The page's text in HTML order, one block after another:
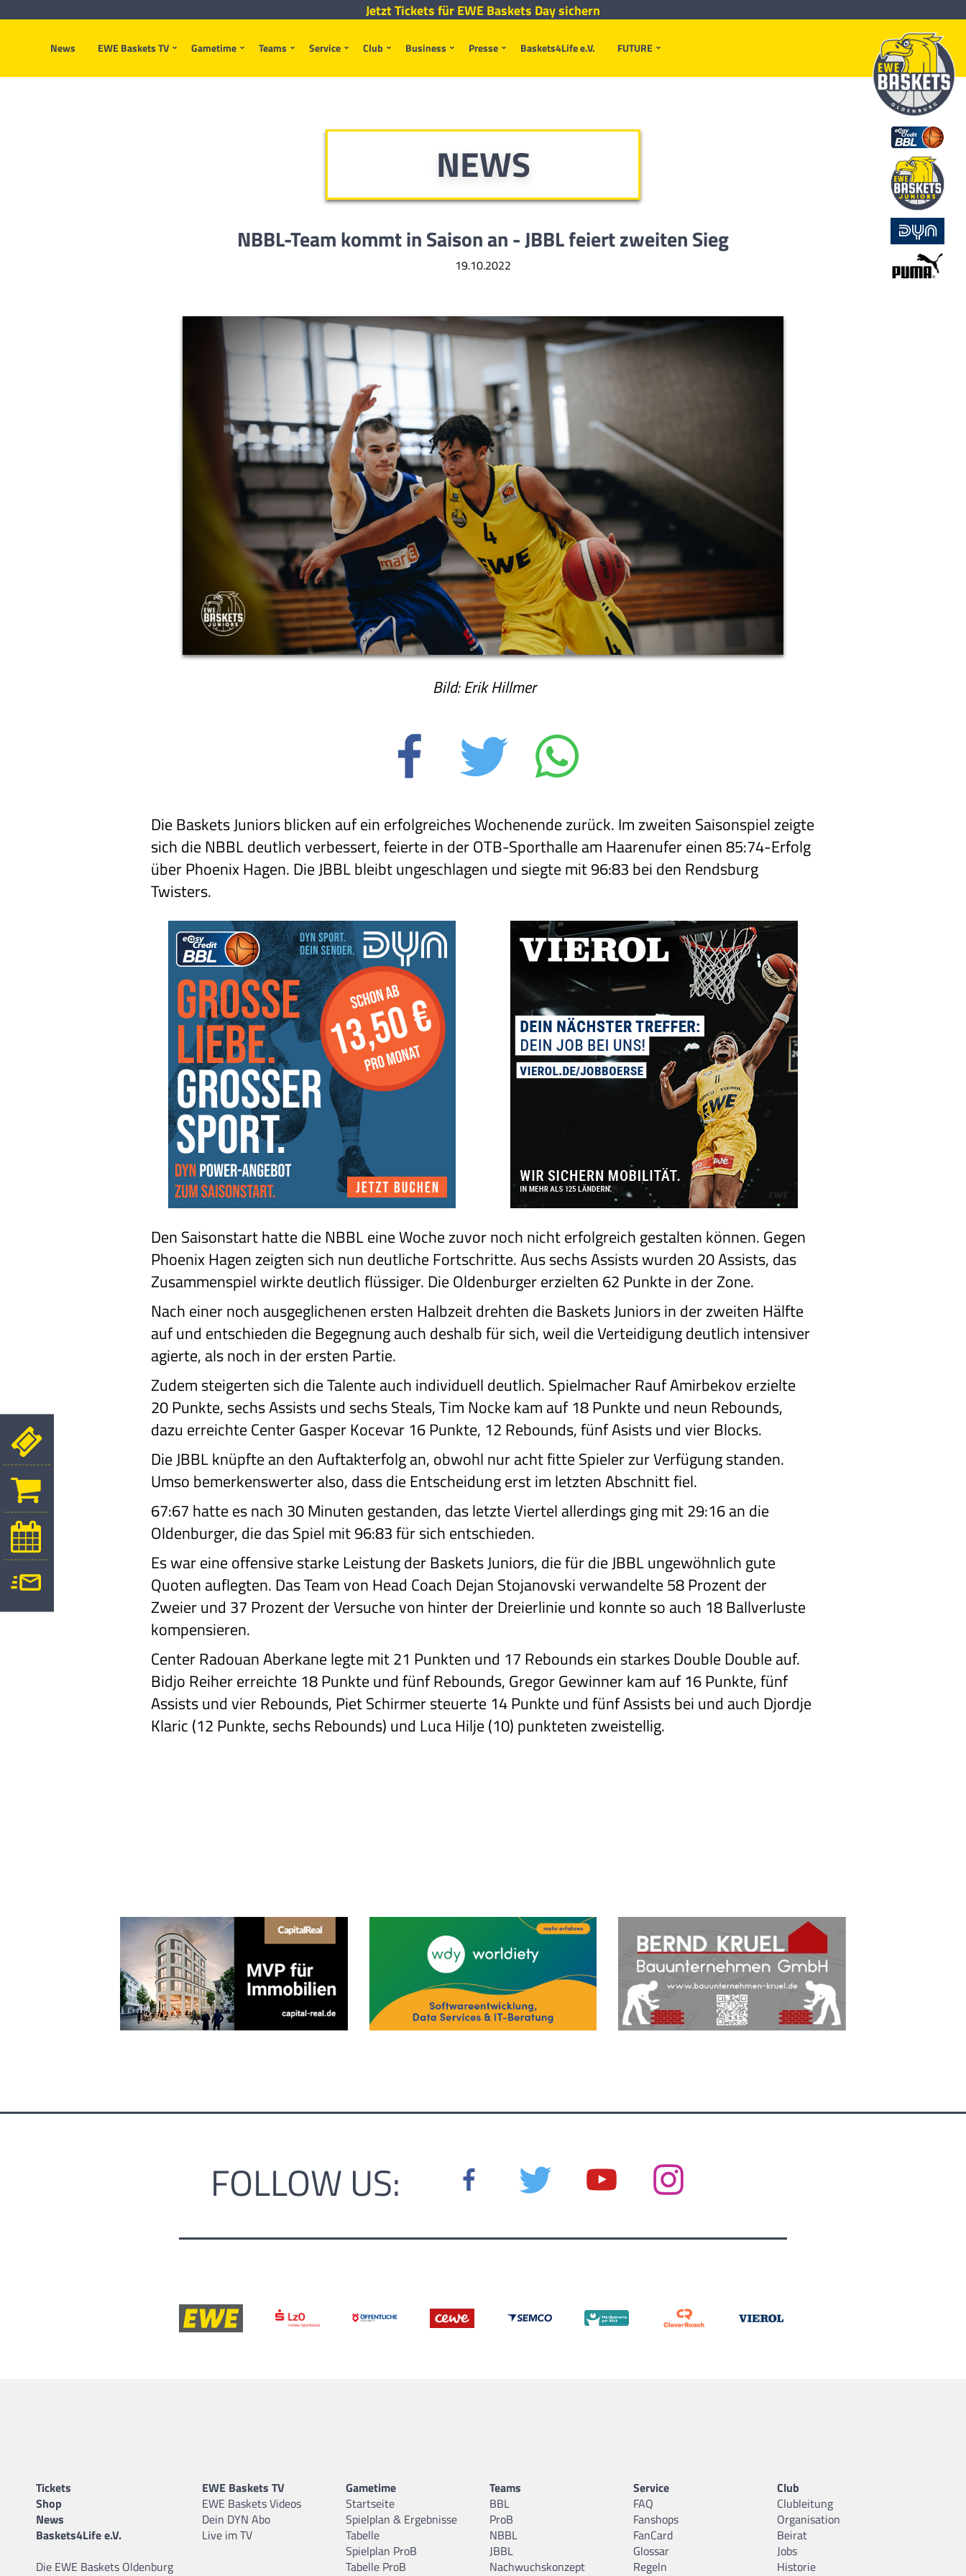
News EWE Baskets TV Gametime Teams Service Club Business Presse Baskets4Life e.V. FUTURE
Jetzt Tickets für EWE Baskets Day sichern
NEWS
NBBL-Team kommt in Saison an - JBBL feiert zweiten Sieg
19.10.2022
Bild: Erik Hillmer
Die Baskets Juniors blicken auf ein erfolgreiches Wochenende zurück. Im zweiten Saisonspiel zeigte
sich die NBBL deutlich verbessert, feierte in der OTB-Sporthalle am Haarenufer einen 85:74-Erfolg
über Phoenix Hagen. Die JBBL bleibt ungeschlagen und siegte mit 96:83 bei den Rendsburg
Twisters.
Den Saisonstart hatte die NBBL eine Woche zuvor noch nicht erfolgreich gestalten können. Gegen
Phoenix Hagen zeigten sich nun deutliche Fortschritte. Aus sechs Assists wurden 20 Assists, das
Zusammenspiel wirkte deutlich flüssiger. Die Oldenburger erzielten 62 Punkte in der Zone.
Nach einer noch ausgeglichenen ersten Halbzeit drehten die Baskets Juniors in der zweiten Hälfte
auf und entschieden die Begegnung auch deshalb für sich, weil die Verteidigung deutlich intensiver
agierte, als noch in der ersten Partie.
Zudem steigerten sich die Talente auch individuell deutlich. Spielmacher Rauf Amirbekov erzielte
20 Punkte, sechs Assists und sechs Steals, Tim Nocke kam auf 18 Punkte und neun Rebounds,
dazu erreichte Center Gasper Kocevar 16 Punkte, 12 Rebounds, fünf Asists und vier Blocks.
Die JBBL knüpfte an den Auftakterfolg an, obwohl nur acht fitte Spieler zur Verfügung standen.
Umso bemerkenswerter also, dass die Entscheidung erst im letzten Abschnitt fiel.
67:67 hatte es nach 30 Minuten gestanden, das letzte Viertel allerdings ging mit 29:16 an die
Oldenburger, die das Spiel mit 96:83 für sich entschieden.
Es war eine offensive starke Leistung der Baskets Juniors, die für die JBBL ungewöhnlich gute
Quoten auflegten. Das Team von Head Coach Dejan Stojanovski verwandelte 58 Prozent der
Zweier und 37 Prozent der Versuche von hinter der Dreierlinie und konnte so auch 18 Ballverluste
kompensieren.
Center Radouan Aberkane legte mit 21 Punkten und 17 Rebounds ein starkes Double Double auf.
Bidjo Reiher erreichte 18 Punkte und fünf Rebounds, Gregor Gewinner kam auf 16 Punkte, fünf
Assists und vier Rebounds, Piet Schirmer steuerte 14 Punkte und fünf Assists bei und auch Djordje
Klaric (12 Punkte, sechs Rebounds) und Luca Hilje (10) punkteten zweistellig.
FOLLOW US:
Tickets
Shop
News
Baskets4Life e.V.
Die EWE Baskets Oldenburg
EWE Baskets TV
EWE Baskets Videos
Dein DYN Abo
Live im TV
Gametime
Startseite
Spielplan & Ergebnisse
Tabelle
Spielplan ProB
Tabelle ProB
Teams
BBL
ProB
NBBL
JBBL
Nachwuchskonzept
Service
FAQ
Fanshops
FanCard
Glossar
Regeln
Club
Clubleitung
Organisation
Beirat
Jobs
Historie